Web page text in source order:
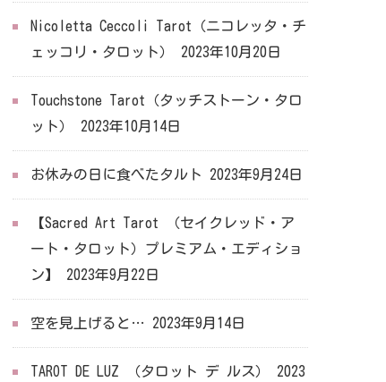
Nicoletta Ceccoli Tarot（ニコレッタ・チ
ェッコリ・タロット）
2023年10月20日
Touchstone Tarot（タッチストーン・タロ
ット）
2023年10月14日
お休みの日に食べたタルト 2023年9月24日
【Sacred Art Tarot （セイクレッド・ア
ート・タロット）プレミアム・エディショ
ン】
2023年9月22日
空を見上げると… 2023年9月14日
TAROT DE LUZ （タロット デ ルス）
2023